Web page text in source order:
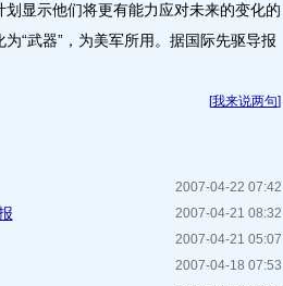
显示他们将更有能力应对未来的变化的
“武器”，为美军所用。据国际先驱导报
[我来说两句]
2007-04-22 07:42
2007-04-21 08:32
2007-04-21 05:07
2007-04-18 07:53